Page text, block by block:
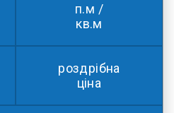
п.м /
кв.м
роздрібна
ціна